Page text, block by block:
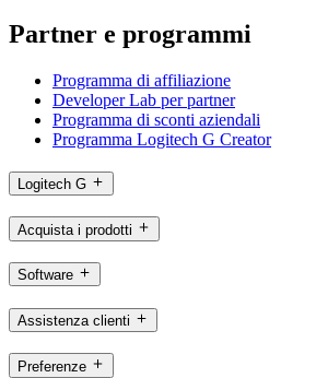
Partner e programmi
Programma di affiliazione
Developer Lab per partner
Programma di sconti aziendali
Programma Logitech G Creator
Logitech G
Acquista i prodotti
Software
Assistenza clienti
Preferenze